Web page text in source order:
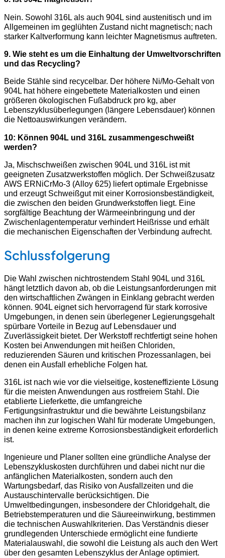
Nein. Sowohl 316L als auch 904L sind austenitisch und im
Allgemeinen im geglühten Zustand nicht magnetisch; nach
starker Kaltverformung kann leichter Magnetismus auftreten.
9. Wie steht es um die Einhaltung der Umweltvorschriften
und das Recycling?
Beide Stähle sind recycelbar. Der höhere Ni/Mo-Gehalt von
904L hat höhere eingebettete Materialkosten und einen
größeren ökologischen Fußabdruck pro kg, aber
Lebenszyklusüberlegungen (längere Lebensdauer) können
die Nettoauswirkungen verändern.
10: Können 904L und 316L zusammengeschweißt
werden?
Ja, Mischschweißen zwischen 904L und 316L ist mit
geeigneten Zusatzwerkstoffen möglich. Der Schweißzusatz
AWS ERNiCrMo-3 (Alloy 625) liefert optimale Ergebnisse
und erzeugt Schweißgut mit einer Korrosionsbeständigkeit,
die zwischen den beiden Grundwerkstoffen liegt. Eine
sorgfältige Beachtung der Wärmeeinbringung und der
Zwischenlagentemperatur verhindert Heißrisse und erhält
die mechanischen Eigenschaften der Verbindung aufrecht.
Schlussfolgerung
Die Wahl zwischen nichtrostendem Stahl 904L und 316L
hängt letztlich davon ab, ob die Leistungsanforderungen mit
den wirtschaftlichen Zwängen in Einklang gebracht werden
können. 904L eignet sich hervorragend für stark korrosive
Umgebungen, in denen sein überlegener Legierungsgehalt
spürbare Vorteile in Bezug auf Lebensdauer und
Zuverlässigkeit bietet. Der Werkstoff rechtfertigt seine hohen
Kosten bei Anwendungen mit heißen Chloriden,
reduzierenden Säuren und kritischen Prozessanlagen, bei
denen ein Ausfall erhebliche Folgen hat.
316L ist nach wie vor die vielseitige, kosteneffiziente Lösung
für die meisten Anwendungen aus rostfreiem Stahl. Die
etablierte Lieferkette, die umfangreiche
Fertigungsinfrastruktur und die bewährte Leistungsbilanz
machen ihn zur logischen Wahl für moderate Umgebungen,
in denen keine extreme Korrosionsbeständigkeit erforderlich
ist.
Ingenieure und Planer sollten eine gründliche Analyse der
Lebenszykluskosten durchführen und dabei nicht nur die
anfänglichen Materialkosten, sondern auch den
Wartungsbedarf, das Risiko von Ausfallzeiten und die
Austauschintervalle berücksichtigen. Die
Umweltbedingungen, insbesondere der Chloridgehalt, die
Betriebstemperaturen und die Säureeinwirkung, bestimmen
die technischen Auswahlkriterien. Das Verständnis dieser
grundlegenden Unterschiede ermöglicht eine fundierte
Materialauswahl, die sowohl die Leistung als auch den Wert
über den gesamten Lebenszyklus der Anlage optimiert.